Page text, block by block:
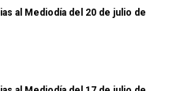
al Mediodía del 20 de julio de